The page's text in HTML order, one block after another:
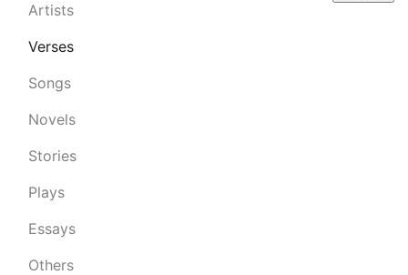
Artists
Verses
Songs
Novels
Stories
Plays
Essays
Others